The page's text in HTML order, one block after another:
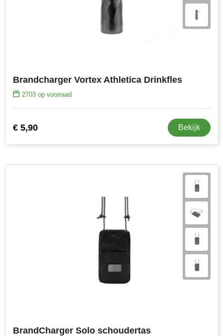
Brandcharger Vortex Athletica Drinkfles
2703op voorraad
€ 5,90 Bekijk
BrandCharger Solo schoudertas